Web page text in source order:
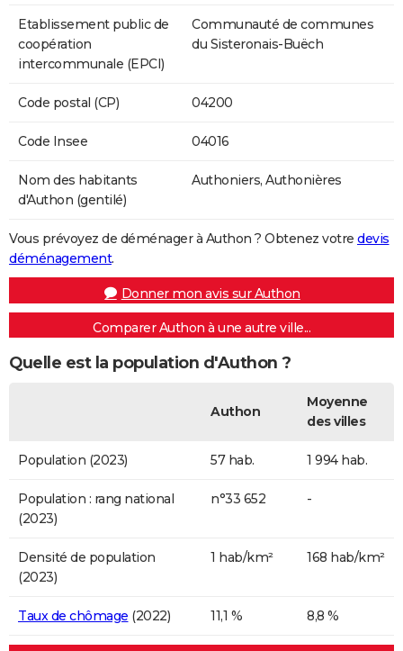
Etablissement public de
coopération
intercommunale (EPCI)
Communauté de communes
du Sisteronais-Buëch
Code postal (CP) 04200
Code Insee 04016
Nom des habitants
d'Authon (gentilé)
Authoniers, Authonières
Vous prévoyez de déménager à Authon ? Obtenez votre devis
déménagement.
Donner mon avis sur Authon
Comparer Authon à une autre ville...
Quelle est la population d'Authon ?
Authon
Moyenne
des villes
Population (2023) 57 hab. 1 994 hab.
Population : rang national
(2023)
n°33 652 -
Densité de population
(2023)
1 hab/km² 168 hab/km²
Taux de chômage (2022) 11,1 % 8,8 %